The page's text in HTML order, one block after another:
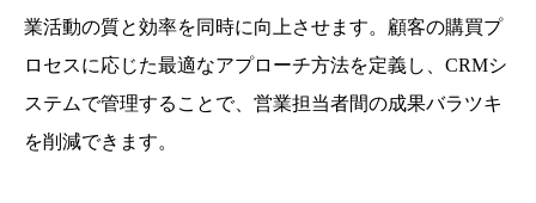
業活動の質と効率を同時に向上させます。顧客の購買プ
ロセスに応じた最適なアプローチ方法を定義し、CRMシ
ステムで管理することで、営業担当者間の成果バラツキ
を削減できます。